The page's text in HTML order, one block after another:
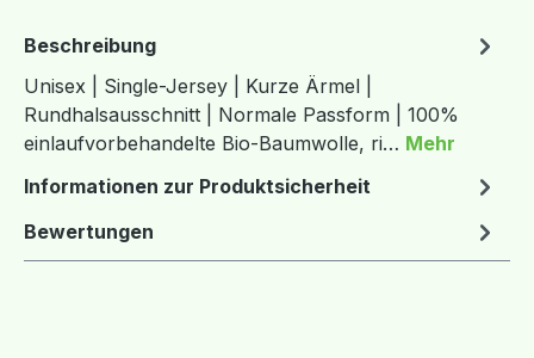
Beschreibung
Unisex | Single-Jersey | Kurze Ärmel |
Rundhalsausschnitt | Normale Passform | 100%
einlaufvorbehandelte Bio-Baumwolle, ri… Mehr
Informationen zur Produktsicherheit
Bewertungen